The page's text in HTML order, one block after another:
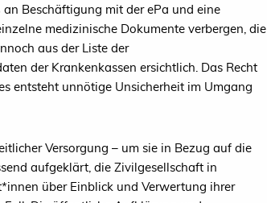
Beschäftigung mit der ePa und eine
medizinische Dokumente verbergen, die
aus der Liste der
der Krankenkassen ersichtlich. Das Recht
entsteht unnötige Unsicherheit im Umgang
Versorgung – um sie in Bezug auf die
aufgeklärt, die Zivilgesellschaft in
über Einblick und Verwertung ihrer